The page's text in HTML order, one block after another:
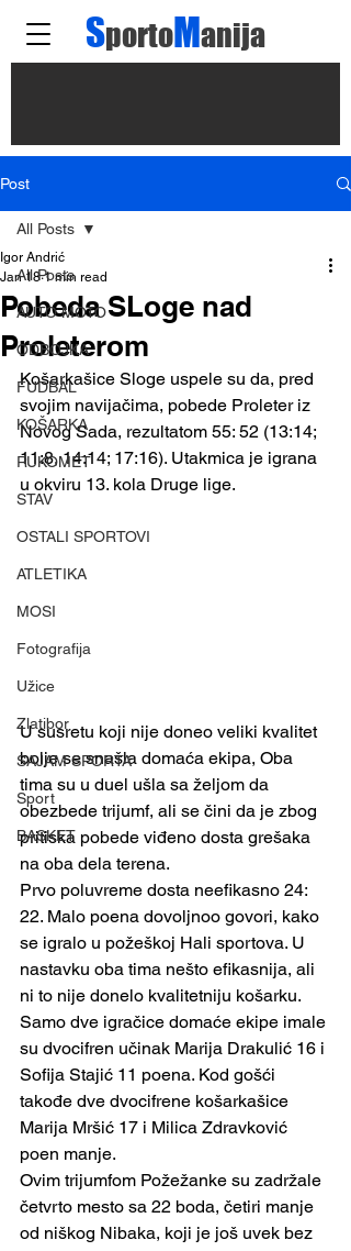
SportoManija
Post
All Posts
AUTO MOTO
ODBOJKA
FUDBAL
KOŠARKA
RUKOMET
STAV
OSTALI SPORTOVI
ATLETIKA
MOSI
Fotografija
Užice
Zlatibor
SAJAM SPORTA
Sport
BASKET
All Posts
Pobeda SLoge nad
Proleterom
Igor Andrić
Jan 18 1 min read
Košarkašice Sloge uspele su da, pred
svojim navijačima, pobede Proleter iz
Novog Sada, rezultatom 55: 52 (13:14;
11:8, 14:14; 17:16). Utakmica je igrana
u okviru 13. kola Druge lige.
U susretu koji nije doneo veliki kvalitet
bolje se snašla domaća ekipa, Oba
tima su u duel ušla sa željom da
obezbede trijumf, ali se čini da je zbog
pritiska pobede viđeno dosta grešaka
na oba dela terena.
Prvo poluvreme dosta neefikasno 24:
22. Malo poena dovoljnoo govori, kako
se igralo u požeškoj Hali sportova. U
nastavku oba tima nešto efikasnija, ali
ni to nije donelo kvalitetniju košarku.
Samo dve igračice domaće ekipe imale
su dvocifren učinak Marija Drakulić 16 i
Sofija Stajić 11 poena. Kod gošći
takođe dve dvocifrene košarkašice
Marija Mršić 17 i Milica Zdravković
poen manje.
Ovim trijumfom Požežanke su zadržale
četvrto mesto sa 22 boda, četiri manje
od niškog Nibaka, koji je još uvek bez